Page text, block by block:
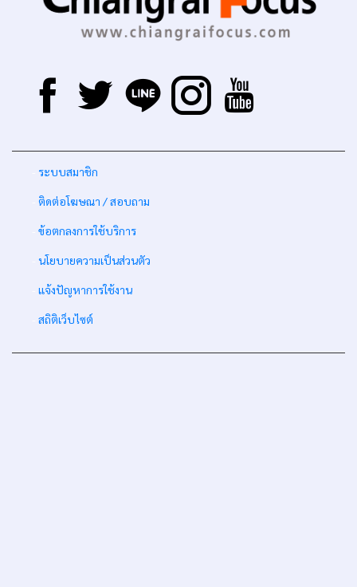
ระบบสมาชิก
ติดต่อโฆษณา / สอบถาม
ข้อตกลงการใช้บริการ
นโยบายความเป็นส่วนตัว
แจ้งปัญหาการใช้งาน
สถิติเว็บไซต์